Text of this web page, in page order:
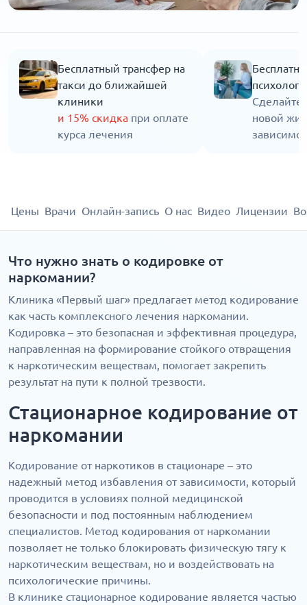
Бесплатный трансфер на
такси до ближайшей
клиники
и 15% скидка при оплате
курса лечения
психолога
Сделайте
новой
Цены Врачи Онлайн-запись О нас Видео Лицензии
Что нужно знать о кодировке от
наркомании?
Клиника «Первый шаг» предлагает метод кодирование
как часть комплексного лечения наркомании.
Кодировка – это безопасная и эффективная процедура,
направленная на формирование стойкого отвращения
к наркотическим веществам, помогает закрепить
результат на пути к полной трезвости.
Стационарное кодирование от
наркомании
Кодирование от наркотиков в стационаре – это
надежный метод избавления от зависимости, который
проводится в условиях полной медицинской
безопасности и под постоянным наблюдением
специалистов. Метод кодирования от наркомании
позволяет не только блокировать физическую тягу к
наркотическим веществам, но и воздействовать на
психологические причины.
В клинике стационарное кодирование является частью